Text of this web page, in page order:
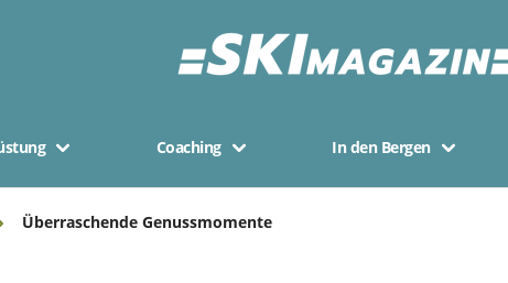
Coaching In den Bergen
Überraschende Genussmomente